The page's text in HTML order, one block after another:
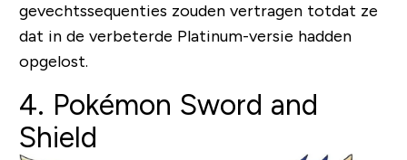
gevechtssequenties zouden vertragen totdat ze
dat in de verbeterde Platinum-versie hadden
opgelost.
4. Pokémon Sword and
Shield